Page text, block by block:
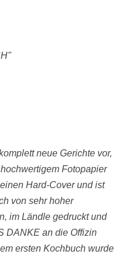
neue Gerichte vor,
Fotopapier
Hard-Cover und ist
von sehr hoher
im Ländle gedruckt und
DANKE an die Offizin
ersten Kochbuch wurde